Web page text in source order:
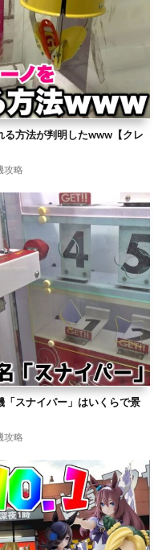
る方法が判明したwww【クレ
攻略
スナイパー」はいくらで景
攻略